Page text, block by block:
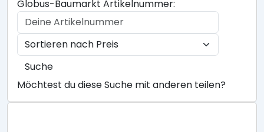
Globus-Baumarkt Artikelnummer:
Suche
Möchtest du diese Suche mit anderen teilen?